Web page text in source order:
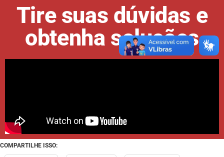
Tire suas dúvidas e
obtenha soluções
COMPARTILHE ISSO: